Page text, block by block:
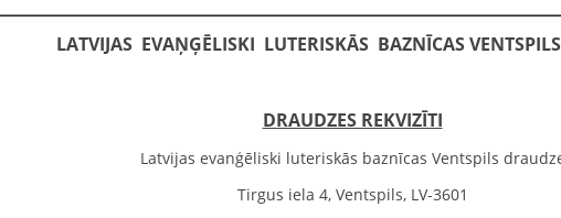
LATVIJAS EVAŅĢĒLISKI LUTERISKĀS BAZNĪCAS
DRAUDZES REKVIZĪTI
Latvijas evanģēliski luteriskās baznīcas Ventspils
Tirgus iela 4, Ventspils, LV-3601